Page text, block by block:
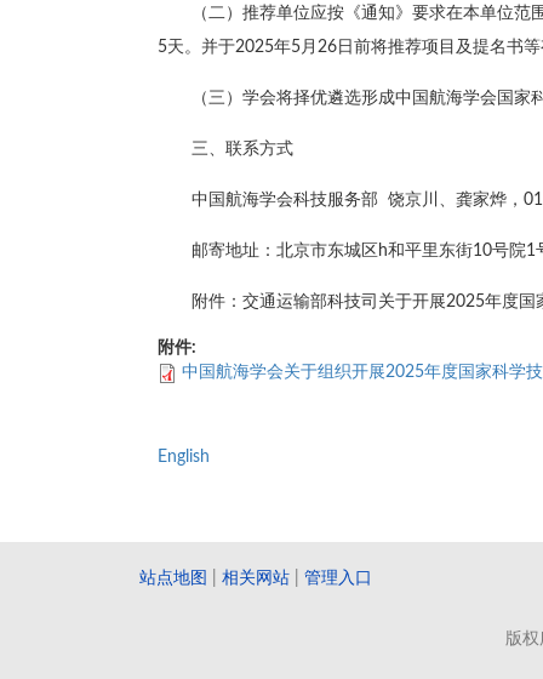
（二）推荐单位应按《通知》要求在本单位
5天。并于2025年5月26日前将推荐项目及提名书
（三）学会将择优遴选形成中国航海学会国家
三、联系方式
中国航海学会科技服务部 饶京川、龚家烨，
邮寄地址：北京市东城区h和平里东街10号院1
附件：交通运输部科技司关于开展2025年度
附件:
中国航海学会关于组织开展2025年度国家科学
English
站点地图 相关网站 管理入口
版